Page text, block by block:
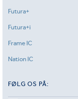
Futura+
Futura+i
Frame IC
Nation IC
FØLG OS PÅ: